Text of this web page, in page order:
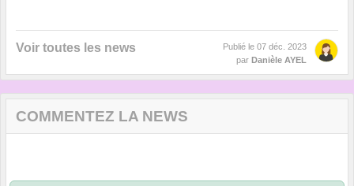
Voir toutes les news Publié le 07 déc. 2023
par Danièle AYEL
COMMENTEZ LA NEWS